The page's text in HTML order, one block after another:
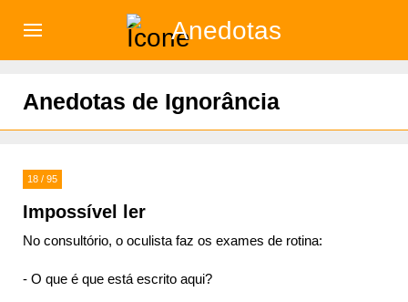
Anedotas
Anedotas de Ignorância
18 / 95
Impossível ler
No consultório, o oculista faz os exames de rotina:
- O que é que está escrito aqui?